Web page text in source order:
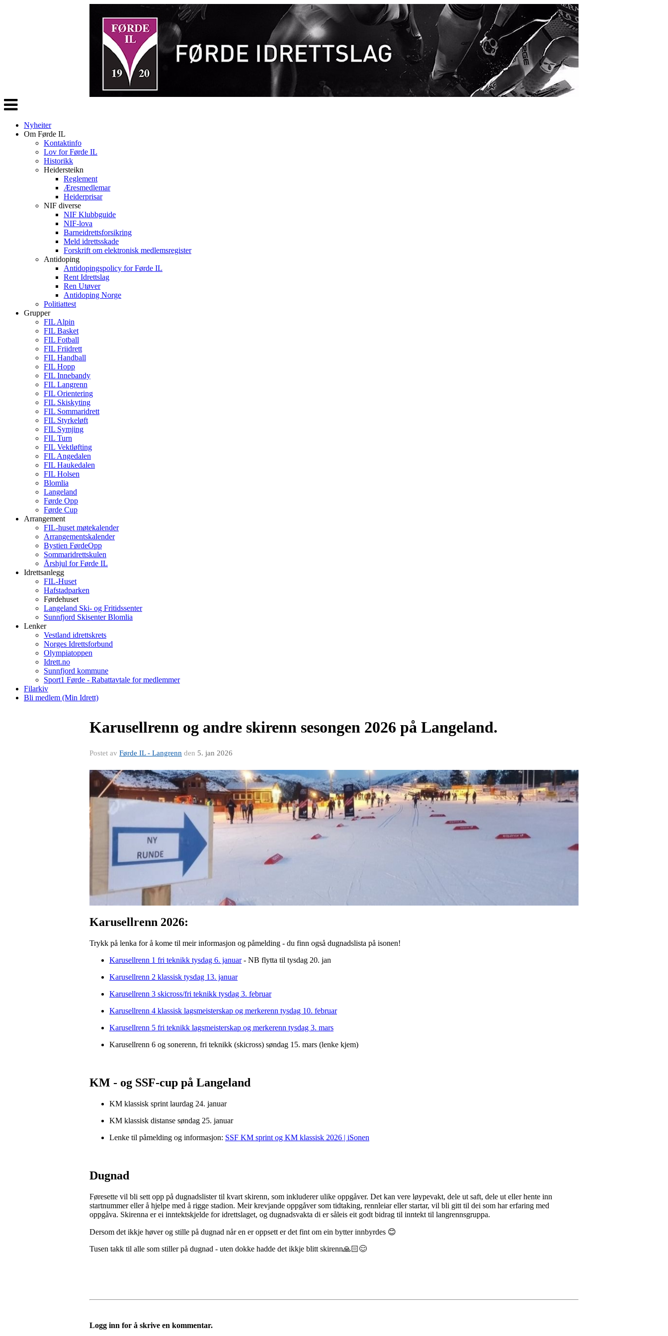
Veksle
navigasjon
Nyheiter
Om Førde IL
Kontaktinfo
Lov for Førde IL
Historikk
Heidersteikn
Reglement
Æresmedlemar
Heiderprisar
NIF diverse
NIF Klubbguide
NIF-lova
Barneidrettsforsikring
Meld idrettsskade
Forskrift om elektronisk medlemsregister
Antidoping
Antidopingspolicy for Førde IL
Rent Idrettslag
Ren Utøver
Antidoping Norge
Politiattest
Grupper
FIL Alpin
FIL Basket
FIL Fotball
FIL Friidrett
FIL Handball
FIL Hopp
FIL Innebandy
FIL Langrenn
FIL Orientering
FIL Skiskyting
FIL Sommaridrett
FIL Styrkeløft
FIL Symjing
FIL Turn
FIL Vektløfting
FIL Angedalen
FIL Haukedalen
FIL Holsen
Blomlia
Langeland
Førde Opp
Førde Cup
Arrangement
FIL-huset møtekalender
Arrangementskalender
Bystien FørdeOpp
Sommaridrettskulen
Årshjul for Førde IL
Idrettsanlegg
FIL-Huset
Hafstadparken
Førdehuset
Langeland Ski- og Fritidssenter
Sunnfjord Skisenter Blomlia
Lenker
Vestland idrettskrets
Norges Idrettsforbund
Olympiatoppen
Idrett.no
Sunnfjord kommune
Sport1 Førde - Rabattavtale for medlemmer
Filarkiv
Bli medlem (Min Idrett)
Karusellrenn og andre skirenn sesongen 2026 på Langeland.
Postet av Førde IL - Langrenn den 5. jan 2026
Karusellrenn 2026:
Trykk på lenka for å kome til meir informasjon og påmelding - du finn også dugnadslista på isonen!
Karusellrenn 1 fri teknikk tysdag 6. januar- NB flytta til tysdag 20. jan
Karusellrenn 2 klassisk tysdag 13. januar
Karusellrenn 3 skicross/fri teknikk tysdag 3. februar
Karusellrenn 4 klassisk lagsmeisterskap og merkerenn tysdag 10. februar
Karusellrenn 5 fri teknikk lagsmeisterskap og merkerenn tysdag 3. mars
Karusellrenn 6 og sonerenn, fri teknikk (skicross) søndag 15. mars (lenke kjem)
KM - og SSF-cup på Langeland
KM klassisk sprint laurdag 24. januar
KM klassisk distanse søndag 25. januar
Lenke til påmelding og informasjon: SSF KM sprint og KM klassisk 2026 | iSonen
Dugnad
Føresette vil bli sett opp på dugnadslister til kvart skirenn, som inkluderer ulike oppgåver. Det kan vere løypevakt, dele ut saft, dele ut eller hente inn
startnummer eller å hjelpe med å rigge stadion. Meir krevjande oppgåver som tidtaking, rennleiar eller startar, vil bli gitt til dei som har erfaring med
oppgåva. Skirenna er ei inntektskjelde for idrettslaget, og dugnadsvakta di er såleis eit godt bidrag til inntekt til langrennsgruppa.
Dersom det ikkje høver og stille på dugnad når en er oppsett er det fint om ein bytter innbyrdes 😊
Tusen takk til alle som stiller på dugnad - uten dokke hadde det ikkje blitt skirenn🙏🏻😊
Logg inn for å skrive en kommentar.